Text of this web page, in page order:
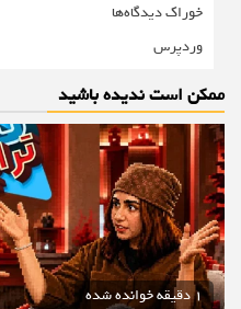
خوراک دیدگاه‌ها
وردپرس
ممکن است ندیده باشید
1 دقیقه خوانده شده